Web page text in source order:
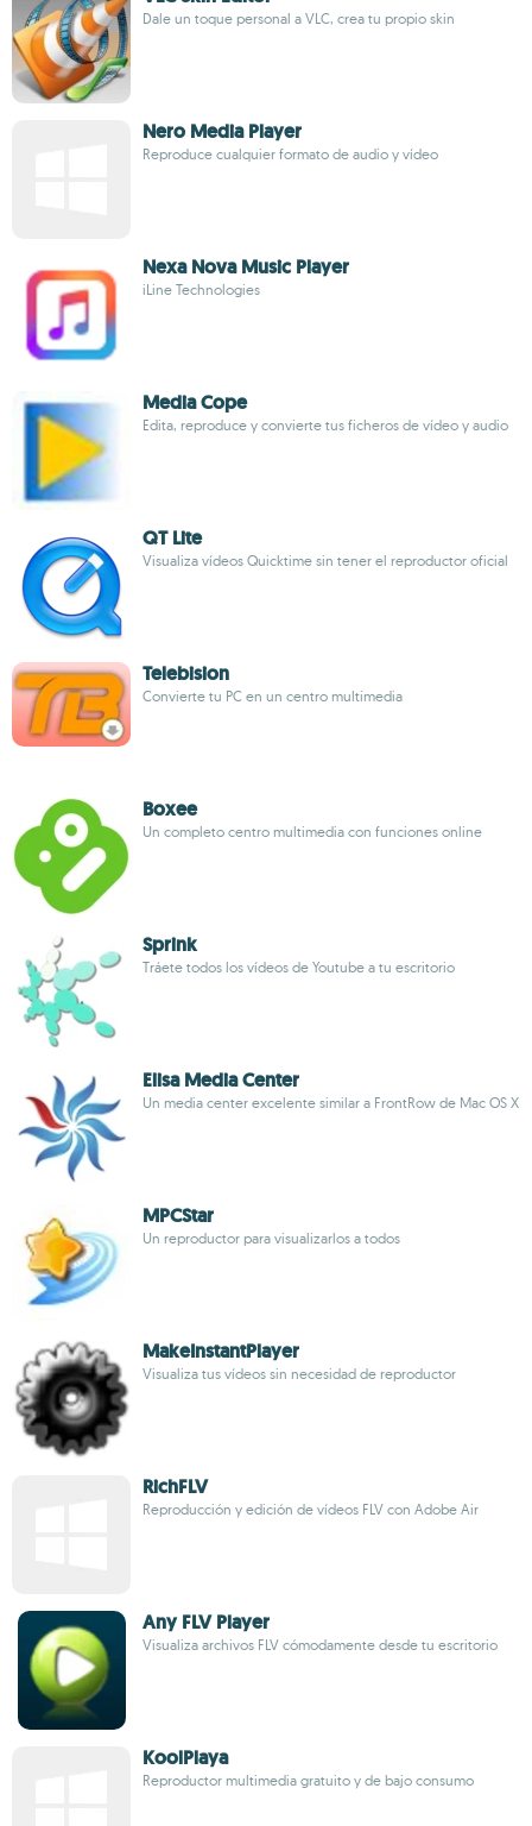
Dale un toque personal a VLC, crea tu propio skin
Nero Media Player
Reproduce cualquier formato de audio y vídeo
Nexa Nova Music Player
iLine Technologies
Media Cope
Edita, reproduce y convierte tus ficheros de vídeo y audio
QT Lite
Visualiza vídeos Quicktime sin tener el reproductor oficial
Telebision
Convierte tu PC en un centro multimedia
Boxee
Un completo centro multimedia con funciones online
Sprink
Tráete todos los vídeos de Youtube a tu escritorio
Elisa Media Center
Un media center excelente similar a FrontRow de Mac OS X
MPCStar
Un reproductor para visualizarlos a todos
MakeInstantPlayer
Visualiza tus vídeos sin necesidad de reproductor
RichFLV
Reproducción y edición de vídeos FLV con Adobe Air
Any FLV Player
Visualiza archivos FLV cómodamente desde tu escritorio
KoolPlaya
Reproductor multimedia gratuito y de bajo consumo